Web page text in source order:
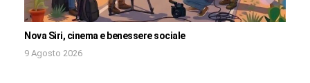
Nova Siri, cinema e benessere sociale
9 Agosto 2026